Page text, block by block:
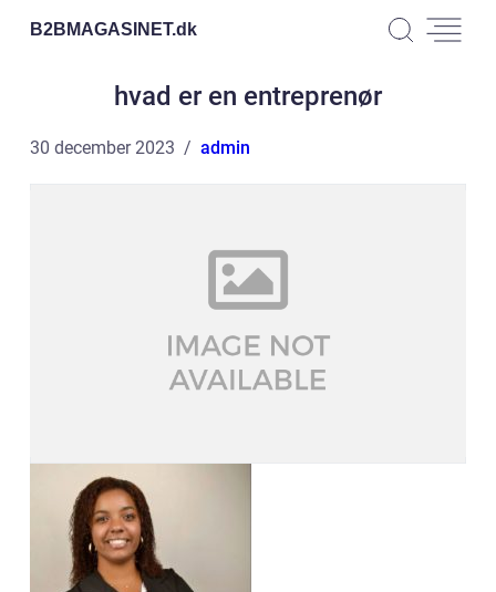
B2BMAGASINET.dk
hvad er en entreprenør
30 december 2023 admin